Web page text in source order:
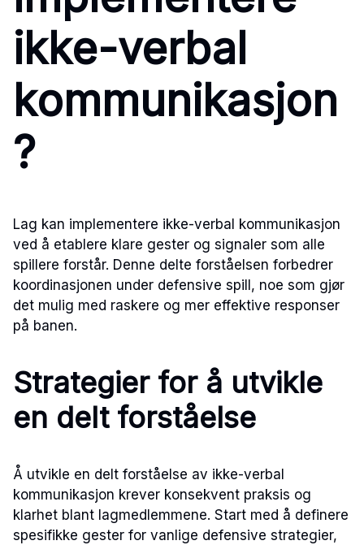
ikke-verbal
kommunikasjon
?
Lag kan implementere ikke-verbal kommunikasjon
ved å etablere klare gester og signaler som alle
spillere forstår. Denne delte forståelsen forbedrer
koordinasjonen under defensive spill, noe som gjør
det mulig med raskere og mer effektive responser
på banen.
Strategier for å utvikle
en delt forståelse
Å utvikle en delt forståelse av ikke-verbal
kommunikasjon krever konsekvent praksis og
klarhet blant lagmedlemmene. Start med å definere
spesifikke gester for vanlige defensive strategier,